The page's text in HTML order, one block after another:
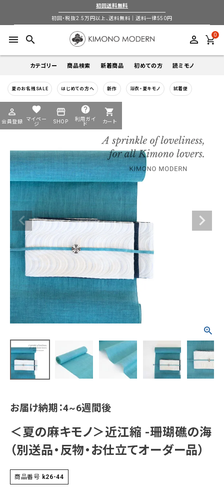
初回送料無料
初回・税抜2.5万円以上、送料無料｜送料一律550円
menu search perm_identity 0
カテゴリー
着物
帯
羽織
襦袢
小物
商品検索
キーワードから探す
季節から探す
通年 5-9月 夏季以外通年 春 夏 秋 冬
カテゴリーから探す
着物 帯 羽織 襦袢 小物
タイプから探す
カジュアル ソシアル フォーマル
商品タイプ
在庫有 アーカイブ商品 セール商品
素材から探す
正絹 その他
価格から探す
10,000-20,000円
20,000-30,000円 30,000円以上
色から探す
新着商品 初めての方 読ミモノ
夏のお名残SALE はじめての方へ 新作 浴衣・夏キモノ 試着便
perm_identity
会員登録
favorite
マイペー
ジ
storefront
SHOP
help
利用ガイ
ド
shopping_cart
カート
login ログイン perm_identity 会員登録
ようこそ ゲスト 様
着物
襦袢
帯
お届け納期：4~6週間後
＜夏の麻キモノ＞近江縮 -珊瑚礁の海
（別送品・反物・お仕立てオーダー品）
商品番号 k26-44